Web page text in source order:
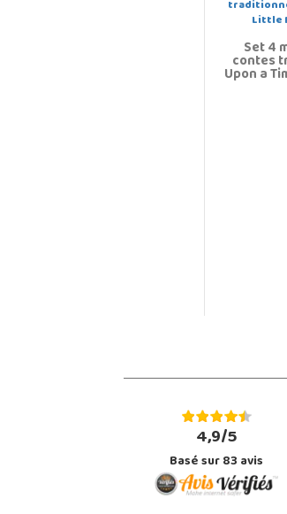
Set 4
contes
Upon a
4,9/5
Basé sur83avis